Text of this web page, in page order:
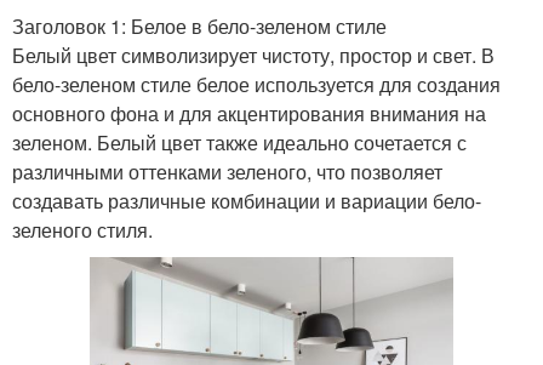
Заголовок 1: Белое в бело-зеленом стиле
Белый цвет символизирует чистоту, простор и свет. В
бело-зеленом стиле белое используется для создания
основного фона и для акцентирования внимания на
зеленом. Белый цвет также идеально сочетается с
различными оттенками зеленого, что позволяет
создавать различные комбинации и вариации бело-
зеленого стиля.